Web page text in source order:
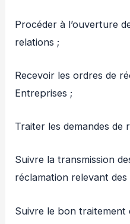
Procéder à l’ouverture
relations ;
Recevoir les ordres de
Entreprises ;
Traiter les demandes de
Suivre la transmission
réclamation relevant
Suivre le bon traitement